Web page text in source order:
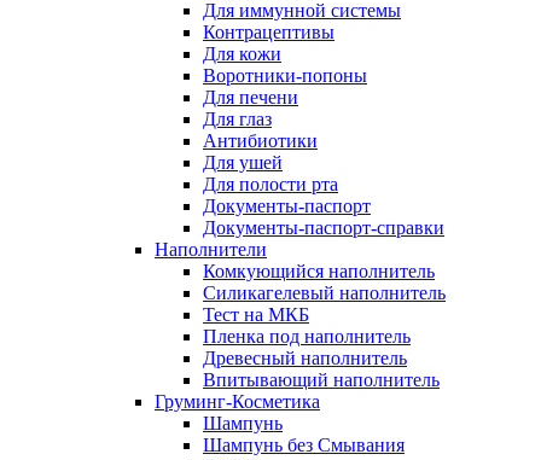
Для иммунной системы
Контрацептивы
Для кожи
Воротники-попоны
Для печени
Для глаз
Антибиотики
Для ушей
Для полости рта
Документы-паспорт
Документы-паспорт-справки
Наполнители
Комкующийся наполнитель
Силикагелевый наполнитель
Тест на МКБ
Пленка под наполнитель
Древесный наполнитель
Впитывающий наполнитель
Груминг-Косметика
Шампунь
Шампунь без Смывания